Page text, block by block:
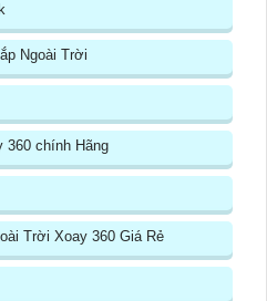
Ngoài Trời
360 chính Hãng
Trời Xoay 360 Giá Rẻ